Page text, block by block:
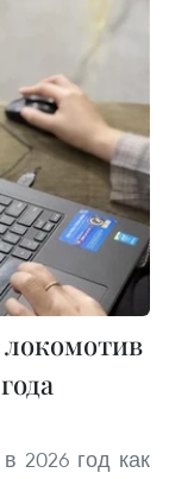
2026 год как